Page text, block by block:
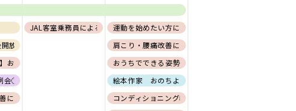
〜応用編〜【会員証必須】
放(フリー)
】おうちでできる姿勢改善に向けたコンディショニング
会①
に向けたコンディショニング
JAL客室乗務員によるおしごと講座－コミュニケーションとは－開催のお知らせ
運動を始めたい方に向けたコンディショニング
肩こり・腰痛改善に向けたコンディショニング
おうちでできる姿勢改善に向けたコンディショニング
絵本作家 おのちよ おはなし会
コンディショニング教室〜可動域向上編〜